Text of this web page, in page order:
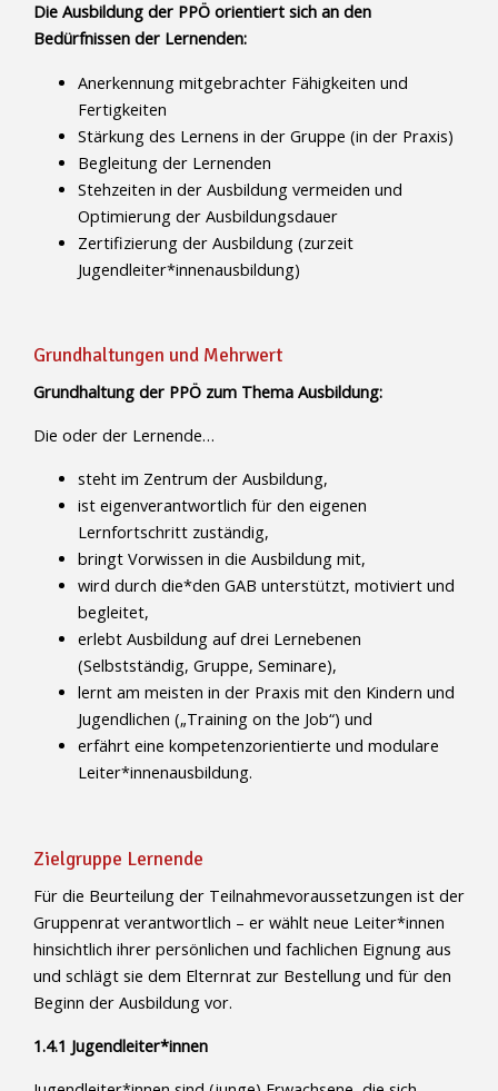
Die Ausbildung der PPÖ orientiert sich an den
Bedürfnissen der Lernenden:
Anerkennung mitgebrachter Fähigkeiten und
Fertigkeiten
Stärkung des Lernens in der Gruppe (in der Praxis)
Begleitung der Lernenden
Stehzeiten in der Ausbildung vermeiden und
Optimierung der Ausbildungsdauer
Zertifizierung der Ausbildung (zurzeit
Jugendleiter*innenausbildung)
Grundhaltungen und Mehrwert
Grundhaltung der PPÖ zum Thema Ausbildung:
Die oder der Lernende…
steht im Zentrum der Ausbildung,
ist eigenverantwortlich für den eigenen
Lernfortschritt zuständig,
bringt Vorwissen in die Ausbildung mit,
wird durch die*den GAB unterstützt, motiviert und
begleitet,
erlebt Ausbildung auf drei Lernebenen
(Selbstständig, Gruppe, Seminare),
lernt am meisten in der Praxis mit den Kindern und
Jugendlichen („Training on the Job“) und
erfährt eine kompetenzorientierte und modulare
Leiter*innenausbildung.
Zielgruppe Lernende
Für die Beurteilung der Teilnahmevoraussetzungen ist der
Gruppenrat verantwortlich – er wählt neue Leiter*innen
hinsichtlich ihrer persönlichen und fachlichen Eignung aus
und schlägt sie dem Elternrat zur Bestellung und für den
Beginn der Ausbildung vor.
1.4.1 Jugendleiter*innen